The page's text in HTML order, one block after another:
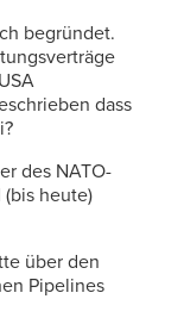
begründet.
dass
des NATO-
heute)
über den
Pipelines